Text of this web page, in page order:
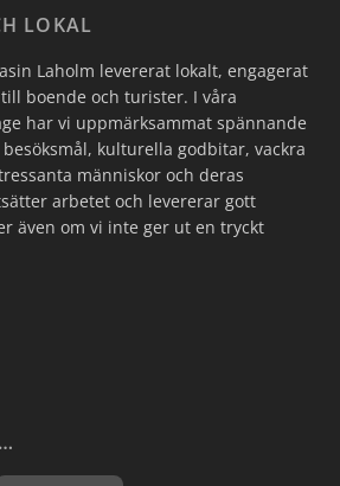
LOKAL
Laholm levererat lokalt, engagerat
boende och turister. I våra
har vi uppmärksammat spännande
kulturella godbitar, vackra
människor och deras
arbetet och levererar gott
även om vi inte ger ut en tryckt